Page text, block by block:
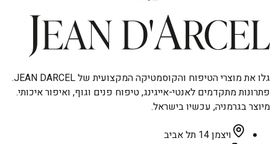
גלו את מוצרי הטיפוח והקוסמטיקה המקצועית של JEAN DARCEL.
פתרונות מתקדמים לאנטי-אייגינג, טיפוח פנים וגוף, ואיפור איכותי.
מיוצר בגרמניה, עכשיו בישראל.
ויצמן 14 תל אביב